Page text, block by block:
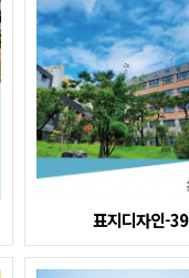
표지디자인-39